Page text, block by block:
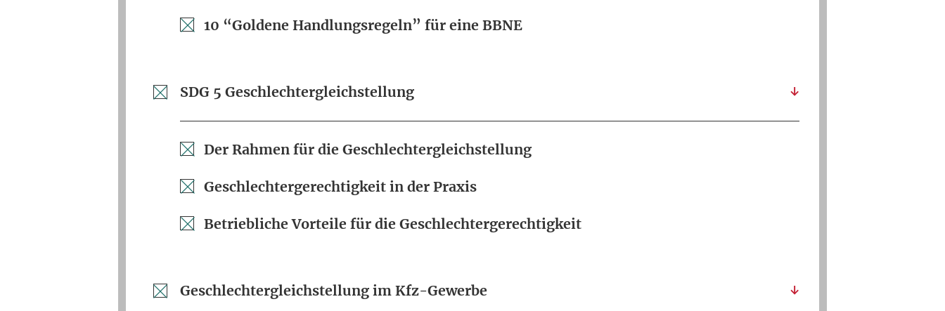
10 “Goldene Handlungsregeln” für eine BBNE
SDG 5 Geschlechtergleichstellung
Der Rahmen für die Geschlechtergleichstellung
Geschlechtergerechtigkeit in der Praxis
Betriebliche Vorteile für die Geschlechtergerechtigkeit
Geschlechtergleichstellung im Kfz-Gewerbe